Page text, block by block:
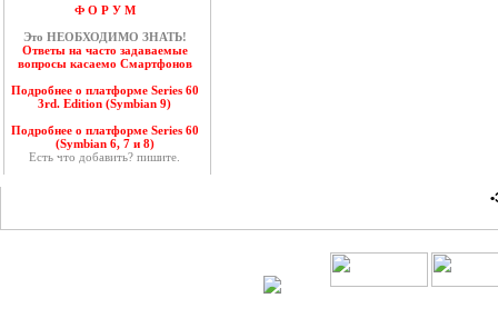
Ф О Р У М
Это НЕОБХОДИМО ЗНАТЬ!
Ответы на часто задаваемые
вопросы касаемо Смартфонов
Подробнее о платформе Series 60
3rd. Edition (Symbian 9)
Подробнее о платформе Series 60
(Symbian 6, 7 и 8)
Есть что добавить? пишите.